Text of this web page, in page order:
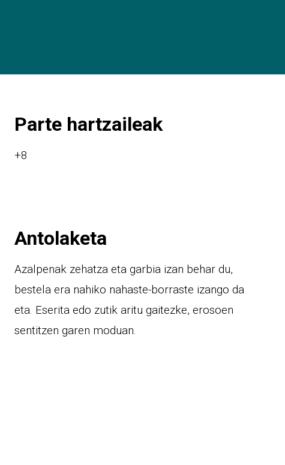
Parte hartzaileak
+8
Antolaketa
Azalpenak zehatza eta garbia izan behar du,
bestela era nahiko nahaste-borraste izango da
eta. Eserita edo zutik aritu gaitezke, erosoen
sentitzen garen moduan.